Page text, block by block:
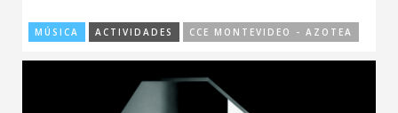
MÚSICA ACTIVIDADES CCE MONTEVIDEO - AZOTEA